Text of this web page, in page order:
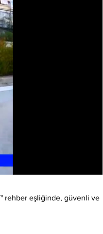
rehber eşliğinde, güvenli ve